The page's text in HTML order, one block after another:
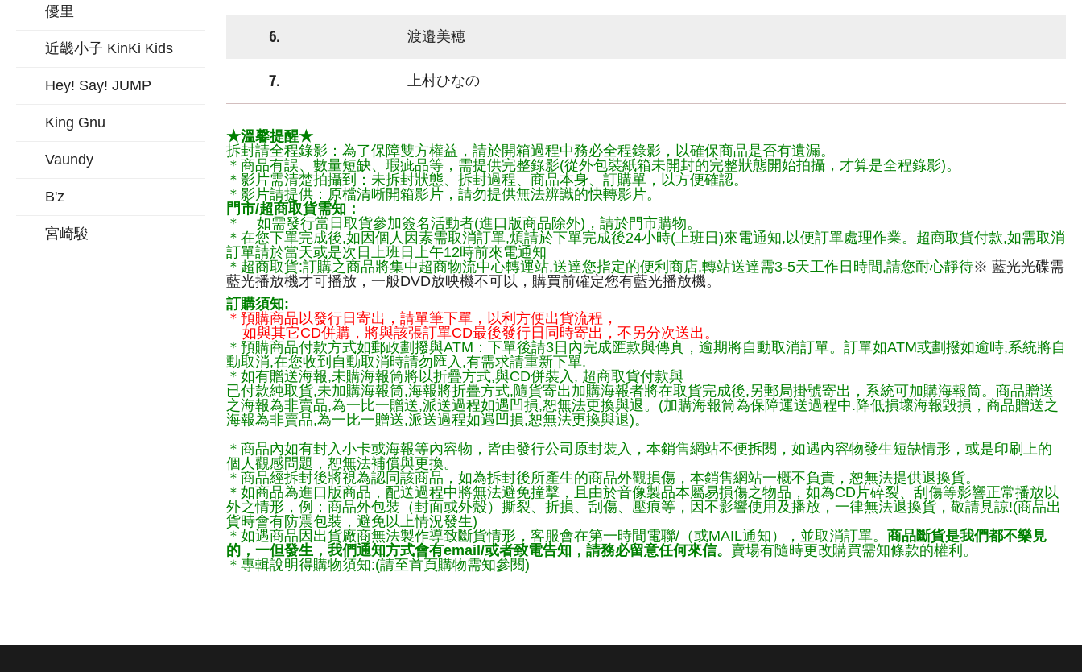
優里
近畿小子 KinKi Kids
Hey! Say! JUMP
King Gnu
Vaundy
B'z
宮崎駿
6. 渡邉美穂
7. 上村ひなの
★溫馨提醒★
拆封請全程錄影：為了保障雙方權益，請於開箱過程中務必全程錄影，以確保商品是否有遺漏。
＊商品有誤、數量短缺、瑕疵品等，需提供完整錄影(從外包裝紙箱未開封的完整狀態開始拍攝，才算是全程錄影)。
＊影片需清楚拍攝到：未拆封狀態、拆封過程、商品本身、訂購單，以方便確認。
＊影片請提供：原檔清晰開箱影片，請勿提供無法辨識的快轉影片。
門市/超商取貨需知：
＊ 如需發行當日取貨參加簽名活動者(進口版商品除外)，請於門市購物。
＊在您下單完成後,如因個人因素需取消訂單,煩請於下單完成後24小時(上班日)來電通知,以便訂單處理作業。超商取貨付款,如需取消
訂單請於當天或是次日上班日上午12時前來電通知
＊超商取貨:訂購之商品將集中超商物流中心轉運站,送達您指定的便利商店,轉站送達需3-5天工作日時間,請您耐心靜待※ 藍光光碟需
藍光播放機才可播放，一般DVD放映機不可以，購買前確定您有藍光播放機。
訂購須知:
＊預購商品以發行日寄出，請單筆下單，以利方便出貨流程，
如與其它CD併購，將與該張訂單CD最後發行日同時寄出，不另分次送出。
＊預購商品付款方式如郵政劃撥與ATM：下單後請3日內完成匯款與傳真，逾期將自動取消訂單。訂單如ATM或劃撥如逾時,系統將自
動取消,在您收到自動取消時請勿匯入,有需求請重新下單.
＊如有贈送海報,未購海報筒將以折疊方式,與CD併裝入, 超商取貨付款與
已付款純取貨,未加購海報筒,海報將折疊方式,隨貨寄出加購海報者將在取貨完成後,另郵局掛號寄出，系統可加購海報筒。商品贈送
之海報為非賣品,為一比一贈送,派送過程如遇凹損,恕無法更換與退。(加購海報筒為保障運送過程中.降低損壞海報毀損，商品贈送之
海報為非賣品,為一比一贈送,派送過程如遇凹損,恕無法更換與退)。
＊商品內如有封入小卡或海報等內容物，皆由發行公司原封裝入，本銷售網站不便拆閱，如遇內容物發生短缺情形，或是印刷上的
個人觀感問題，恕無法補償與更換。
＊商品經拆封後將視為認同該商品，如為拆封後所產生的商品外觀損傷，本銷售網站一概不負責，恕無法提供退換貨。
＊如商品為進口版商品，配送過程中將無法避免撞擊，且由於音像製品本屬易損傷之物品，如為CD片碎裂、刮傷等影響正常播放以
外之情形，例：商品外包裝（封面或外殼）撕裂、折損、刮傷、壓痕等，因不影響使用及播放，一律無法退換貨，敬請見諒!(商品出
貨時會有防震包裝，避免以上情況發生)
＊如遇商品因出貨廠商無法製作導致斷貨情形，客服會在第一時間電聯/（或MAIL通知），並取消訂單。 商品斷貨是我們都不樂見
的，一但發生，我們通知方式會有email/或者致電告知，請務必留意任何來信。 賣場有隨時更改購買需知條款的權利。
＊專輯說明得購物須知:(請至首頁購物需知參閱)